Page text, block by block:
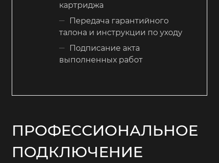
картриджа
Передача гарантийного
талона и инструкции по уходу
Подписание акта
выполненных работ
ПРОФЕССИОНАЛЬНОЕ
ПОДКЛЮЧЕНИЕ